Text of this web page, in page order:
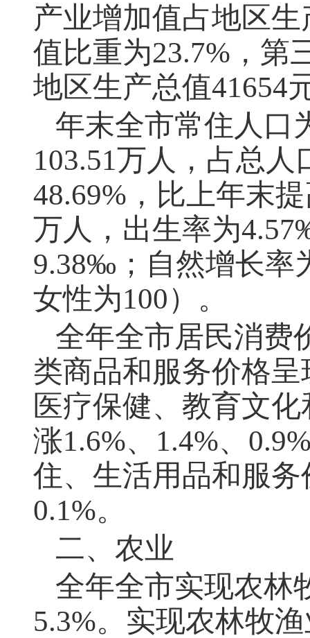
产业增加值占地区
值比重为23.7%，第
地区生产总值41654
年末全市常住人口
103.51万人，占总
48.69%，比上年末
万人，出生率为
9.38‰；自然增长率
女性为100）。
全年全市居民消费
类商品和服务价格
医疗保健、教育文
涨1.6%、1.4%、
住、生活用品和服务
0.1%。
二、农业
全年全市实现农林
5.3%。实现农林牧